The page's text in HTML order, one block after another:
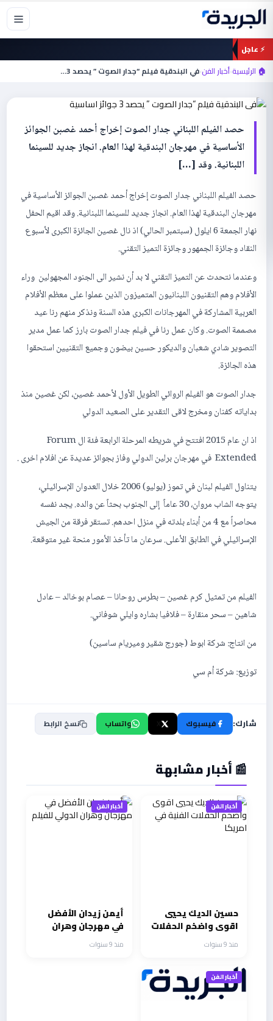
تخطي
المحتوى
⚡ عاجل
🏠 الرئيسية›أخبار الفن›في البندقية فيلم “جدار الصوت ” يحصد 3…
أخبار الفن
حصد الفيلم اللبناني جدار الصوت إخراج أحمد غصبن الجوائز
الأساسية في مهرجان البندقية لهذا العام. انجاز جديد للسينما
اللبنانية. وقد […]
حصد الفيلم اللبناني جدار الصوت إخراج أحمد غصبن الجوائز الأساسية في
مهرجان البندقية لهذا العام. انجاز جديد للسينما اللبنانية. وقد اقيم الحفل
نهار الجمعة 6 ايلول (سبتمبر الحالي) اذ نال غصين الجائزة الكبرى لأسبوع
النقاد وجائزة الجمهور وجائزة التميز التقني.
وعندما نتحدث عن التميز التقني لا بد أن نشير الى الجنود المجهولين وراء
الأفلام وهم التقنيون اللبنانيون المتميزون الذين عملوا على معظم الأفلام
العربية المشاركة في المهرجانات الكبرى هذه السنة ونذكر منهم رنا عيد
مصممة الصوت. وكان عمل رنا في فيلم جدار الصوت بارز كما عمل مدير
التصوير شادي شعبان والديكور حسين بيضون وجميع التقنيين استحقوا
هذه الجائزة.
جدار الصوت هو الفيلم الروائي الطويل الأول لأحمد غصين، لكن غصين منذ
بداياته كفنان ومخرج لاقى التقدير على الصعيد الدولي
اذ ان عام 2015 افتتح في شريطه المرحلة الرابعة فئة ال Forum
Extended في مهرجان برلين الدولي وفاز بجوائز عديدة عن افلام اخرى .
يتناول الفيلم لبنان في تموز (يوليو) 2006 خلال العدوان الإسرائيلي،
يتوجه الشاب مروان، 30 عاماً إلى الجنوب بحثاً عن والده. يجد نفسه
محاصراً مع 4 من أبناء بلدته في منزل احدهم. تستقر فرقة من الجيش
الإسرائيلي في الطابق الأعلى. سرعان ما تأخذ الأمور منحة غير متوقعة.
الفيلم من تمثيل كرم غصين – بطرس روحانا – عصام بوخالد – عادل
شاهين – سحر منقارة – فلافيا بشاره وايلي شوفاني.
من انتاج: شركة ابوط (جورج شقير وميريام ساسين)
توزيع: شركة أم سي
شارك: فيسبوك واتساب نسخ الرابط
📰 أخبار مشابهة
أخبار الفن
حسين الديك يحيي
اقوى واضخم الحفلات
الفنية في امريكامنذ 9 سنوات
أخبار الفن
أيمن زيدان الأفضل
في مهرجان وهران
الدولي للفيلممنذ 9 سنوات
أخبار الفن